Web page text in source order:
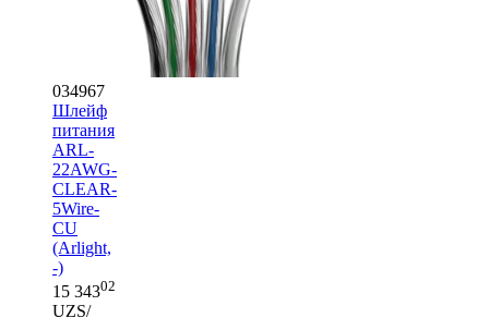
034967
Шлейф
питания
ARL-
22AWG-
CLEAR-
5Wire-
CU
(Arlight,
-)
15 34302
UZS/